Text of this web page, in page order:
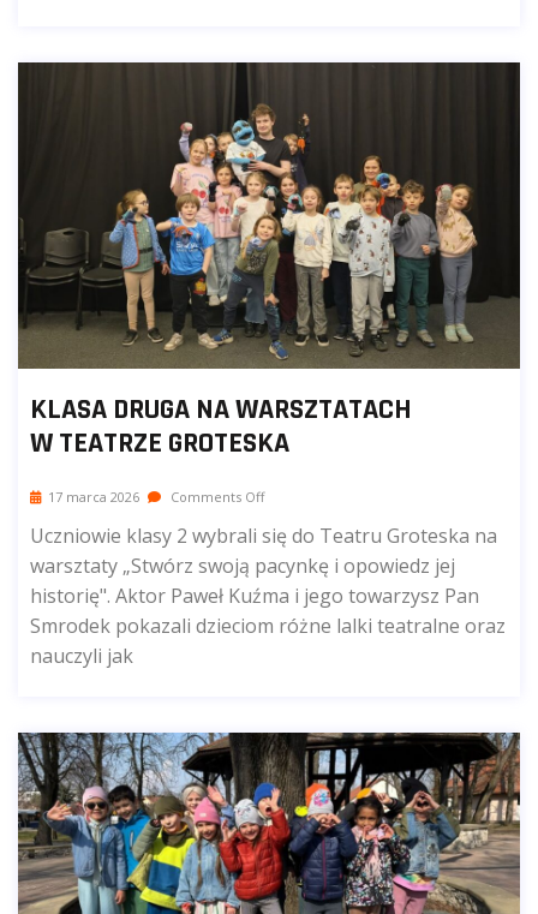
KLASA DRUGA NA WARSZTATACH
W TEATRZE GROTESKA
17 marca 2026 Comments Off
Uczniowie klasy 2 wybrali się do Teatru Groteska na
warsztaty „Stwórz swoją pacynkę i opowiedz jej
historię". Aktor Paweł Kuźma i jego towarzysz Pan
Smrodek pokazali dzieciom różne lalki teatralne oraz
nauczyli jak